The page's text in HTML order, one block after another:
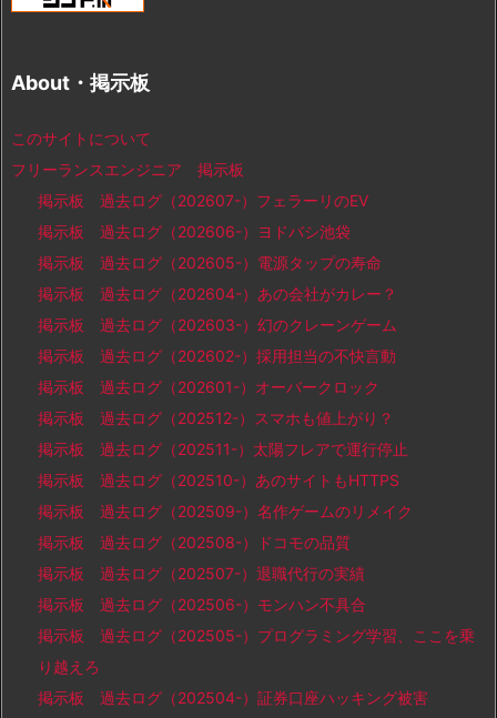
About・掲示板
このサイトについて
フリーランスエンジニア 掲示板
掲示板 過去ログ（202607-）フェラーリのEV
掲示板 過去ログ（202606-）ヨドバシ池袋
掲示板 過去ログ（202605-）電源タップの寿命
掲示板 過去ログ（202604-）あの会社がカレー？
掲示板 過去ログ（202603-）幻のクレーンゲーム
掲示板 過去ログ（202602-）採用担当の不快言動
掲示板 過去ログ（202601-）オーバークロック
掲示板 過去ログ（202512-）スマホも値上がり？
掲示板 過去ログ（202511-）太陽フレアで運行停止
掲示板 過去ログ（202510-）あのサイトもHTTPS
掲示板 過去ログ（202509-）名作ゲームのリメイク
掲示板 過去ログ（202508-）ドコモの品質
掲示板 過去ログ（202507-）退職代行の実績
掲示板 過去ログ（202506-）モンハン不具合
掲示板 過去ログ（202505-）プログラミング学習、ここを乗
り越えろ
掲示板 過去ログ（202504-）証券口座ハッキング被害